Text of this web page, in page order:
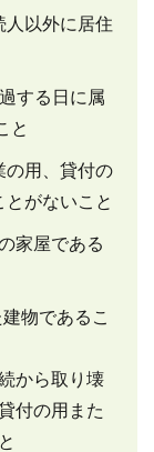
人以外に居住
する日に属
と
の用、貸付の
がないこと
家屋である
物であるこ
から取り壊
付の用また